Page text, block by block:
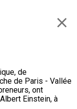
de
de Paris - Vallée
ont
Einstein, à